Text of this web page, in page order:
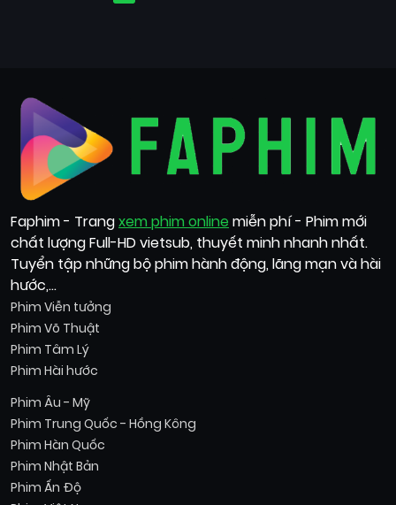
Faphim - Trangxem phim online miễn phí - Phim mới
chất lượng Full-HD vietsub, thuyết minh nhanh nhất.
Tuyển tập những bộ phim hành động, lãng mạn và hài
hước,...
Phim Viễn tưởng
Phim Võ Thuật
Phim Tâm Lý
Phim Hài hước
Phim Âu - Mỹ
Phim Trung Quốc - Hồng Kông
Phim Hàn Quốc
Phim Nhật Bản
Phim Ấn Độ